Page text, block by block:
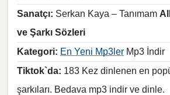
Sanatçı: Serkan Kaya – Tanımam
ve Şarkı Sözleri
Kategori: En Yeni Mp3ler Mp3 İndir
Tiktok`da: 183 Kez dinlenen en
şarkıları. Bedava mp3 indir ve dinle.